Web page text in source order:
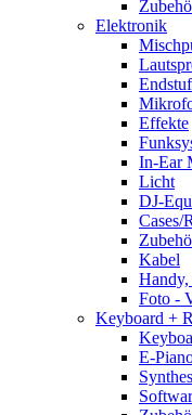
Elektronik
Effekte
In-Ear
Licht
DJ-
Cases/
Kabel
Foto -
Keyboard +
E-